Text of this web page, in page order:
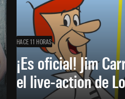
HACE 11 HORAS
¡Es oficial! Jim
el live-action de